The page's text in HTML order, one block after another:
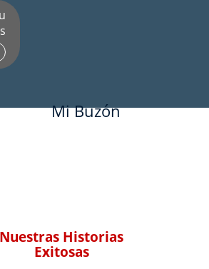
Mi Buzón
Nuestras Historias
Exitosas